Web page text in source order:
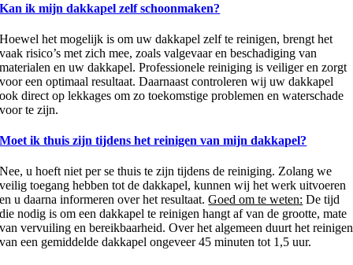
Kan ik mijn dakkapel zelf schoonmaken?
Hoewel het mogelijk is om uw dakkapel zelf te reinigen, brengt het
vaak risico’s met zich mee, zoals valgevaar en beschadiging van
materialen en uw dakkapel. Professionele reiniging is veiliger en zorgt
voor een optimaal resultaat. Daarnaast controleren wij uw dakkapel
ook direct op lekkages om zo toekomstige problemen en waterschade
voor te zijn.
Moet ik thuis zijn tijdens het reinigen van mijn dakkapel?
Nee, u hoeft niet per se thuis te zijn tijdens de reiniging. Zolang we
veilig toegang hebben tot de dakkapel, kunnen wij het werk uitvoeren
en u daarna informeren over het resultaat.Goed om te weten: De tijd
die nodig is om een dakkapel te reinigen hangt af van de grootte, mate
van vervuiling en bereikbaarheid. Over het algemeen duurt het reinigen
van een gemiddelde dakkapel ongeveer 45 minuten tot 1,5 uur.